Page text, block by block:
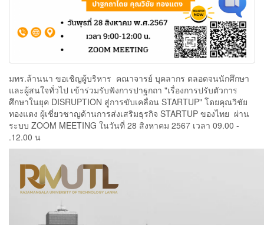
มทร.ล้านนา ขอเชิญผู้บริหาร คณาจารย์ บุคลากร ตลอดจนนักศึกษา
และผู้สนใจทั่วไป เข้าร่วมรับฟังการปาฐกถา "เรื่องการปรับตัวการ
ศึกษาในยุค DISRUPTION สู่การขับเคลื่อน STARTUP" โดยคุณวิชัย
ทองแตง ผู้เชี่ยวชาญด้านการส่งเสริมธุรกิจ STARTUP ของไทย ผ่าน
ระบบ ZOOM MEETING ในวันที่ 28 สิงหาคม 2567 เวลา 09.00 -
12.00 น.